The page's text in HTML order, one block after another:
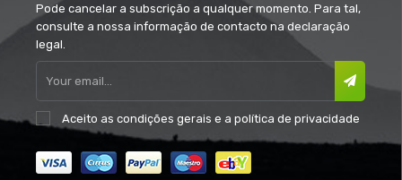
Pode cancelar a subscrição a qualquer momento. Para tal,
consulte a nossa informação de contacto na declaração
legal.
Aceito as condições gerais e a política de privacidade